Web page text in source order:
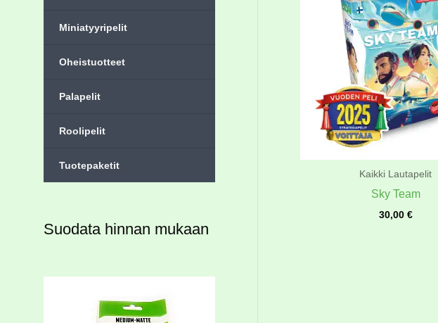
Miniatyyripelit
Oheistuotteet
Palapelit
Roolipelit
Tuotepaketit
Suodata hinnan mukaan
Kaikki Lautapelit
Sky Team
30,00 €